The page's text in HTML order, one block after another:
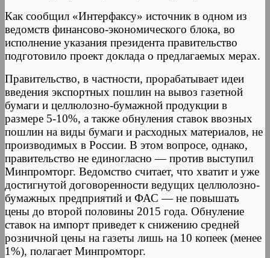
Как сообщил «Интерфаксу» источник в одном из
ведомств финансово-экономического блока, во
исполнение указания президента правительство
подготовило проект доклада о предлагаемых мерах.
Правительство, в частности, прорабатывает идеи
введения экспортных пошлин на вывоз газетной
бумаги и целлюлозно-бумажной продукции в
размере 5-10%, а также обнуления ставок ввозных
пошлин на виды бумаги и расходных материалов, не
производимых в России. В этом вопросе, однако,
правительство не единогласно — против выступил
Минпромторг. Ведомство считает, что хватит и уже
достигнутой договоренности ведущих целлюлозно-
бумажных предприятий и ФАС — не повышать
цены до второй половины 2015 года. Обнуление
ставок на импорт приведет к снижению средней
розничной цены на газеты лишь на 10 копеек (менее
1%), полагает Минпромторг.